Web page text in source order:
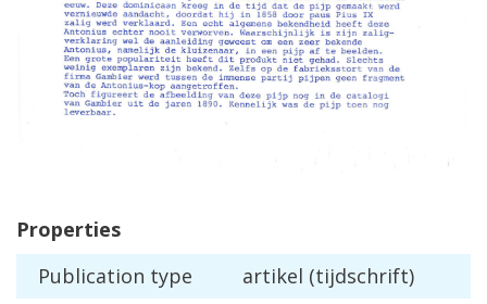
Properties
Publication type artikel (tijdschrift)